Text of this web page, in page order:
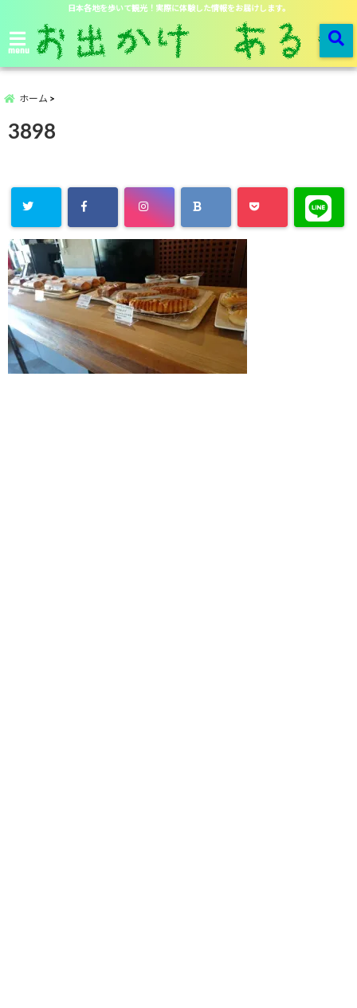
日本各地を歩いて観光！実際に体験した情報をお届けします。
menu
ホーム
3898